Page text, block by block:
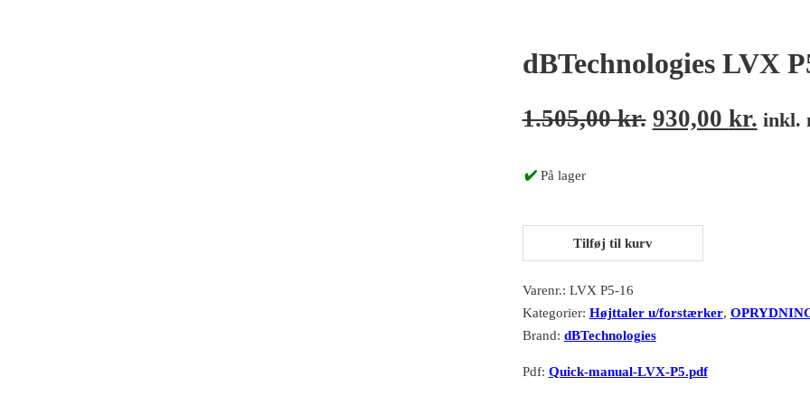
dBTechnologies LVX
1.505,00kr. Den
930,00 kr.Den
inkl.
✔️ På lager
dBTechnologies LVX P5-16 passive speaker antal
Tilføj til kurv
Varenr.: LVX P5-16
Kategorier: Højttaler u/forstærker,
Brand: dBTechnologies
Pdf: Quick-manual-LVX-P5.pdf